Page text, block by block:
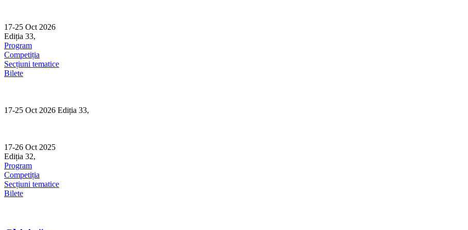
content
17-25 Oct 2026
Ediția 33,
Program
Competiția
Secțiuni tematice
Bilete
17-25 Oct 2026 Ediția 33,
17-26 Oct 2025
Ediția 32,
Program
Competiția
Secțiuni tematice
Bilete